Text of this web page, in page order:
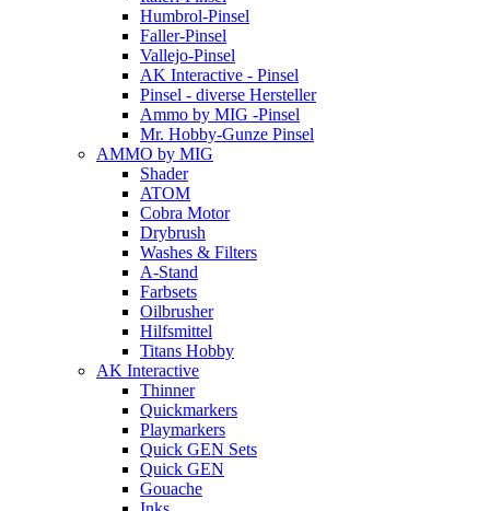
Humbrol-Pinsel
Faller-Pinsel
Vallejo-Pinsel
AK Interactive - Pinsel
Pinsel - diverse Hersteller
Ammo by MIG -Pinsel
Mr. Hobby-Gunze Pinsel
AMMO by MIG
Shader
ATOM
Cobra Motor
Drybrush
Washes & Filters
A-Stand
Farbsets
Oilbrusher
Hilfsmittel
Titans Hobby
AK Interactive
Thinner
Quickmarkers
Playmarkers
Quick GEN Sets
Quick GEN
Gouache